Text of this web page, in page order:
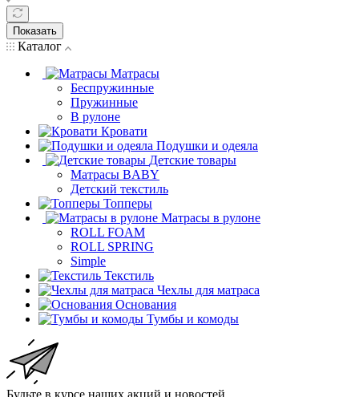
Показать
Каталог
Матрасы
Беспружинные
Пружинные
В рулоне
Кровати
Подушки и одеяла
Детские товары
Матрасы BABY
Детский текстиль
Топперы
Матрасы в рулоне
ROLL FOAM
ROLL SPRING
Simple
Текстиль
Чехлы для матраса
Основания
Тумбы и комоды
Будьте в курсе наших акций и новостей